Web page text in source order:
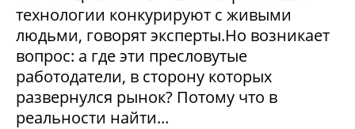
технологии конкурируют с живыми
людьми, говорят эксперты.Но возникает
вопрос: а где эти пресловутые
работодатели, в сторону которых
развернулся рынок? Потому что в
реальности найти...